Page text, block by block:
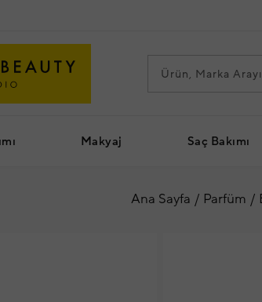
Makyaj Saç Bakımı
Ana Sayfa Parfüm